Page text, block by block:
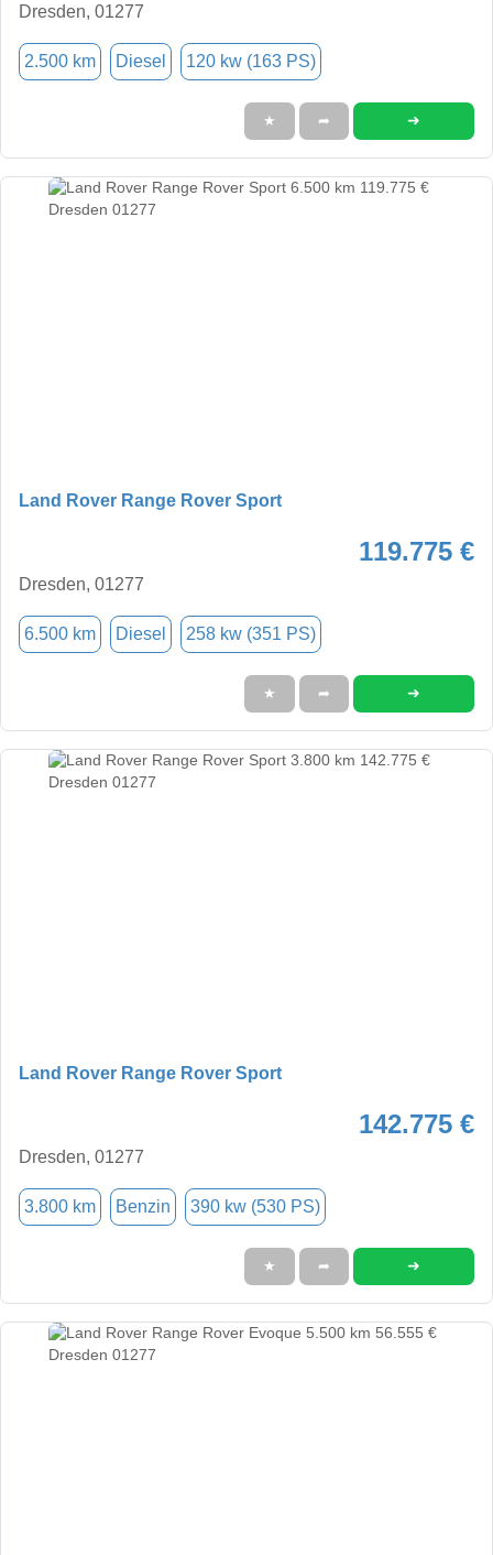
Dresden, 01277
2.500 km Diesel 120 kw (163 PS)
★ ➦ ➜
Land Rover Range Rover Sport
119.775 €
Dresden, 01277
6.500 km Diesel 258 kw (351 PS)
★ ➦ ➜
Land Rover Range Rover Sport
142.775 €
Dresden, 01277
3.800 km Benzin 390 kw (530 PS)
★ ➦ ➜